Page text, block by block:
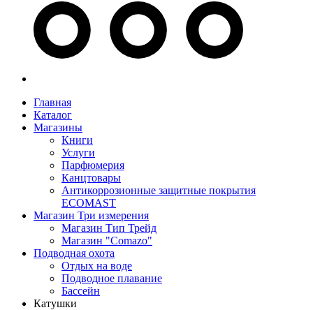
Главная
Каталог
Магазины
Книги
Услуги
Парфюмерия
Канцтовары
Антикоррозионные защитные покрытия
ECOMAST
Магазин Три измерения
Магазин Тип Трейд
Магазин "Comazo"
Подводная охота
Отдых на воде
Подводное плавание
Бассейн
Катушки